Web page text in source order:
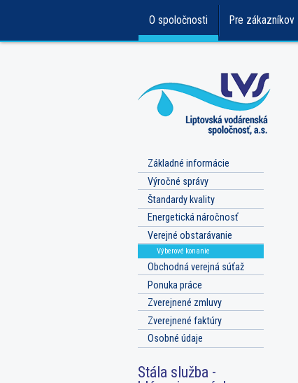
O spoločnosti Pre zákazníkov
Základné informácie
Výročné správy
Štandardy kvality
Energetická náročnosť
Verejné obstarávanie
Výberové konanie
Obchodná verejná súťaž
Ponuka práce
Zverejnené zmluvy
Zverejnené faktúry
Osobné údaje
Stála služba -